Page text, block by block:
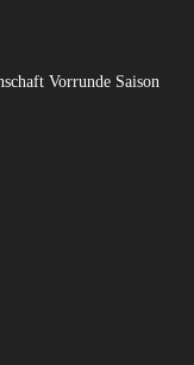
Vorrunde Saison